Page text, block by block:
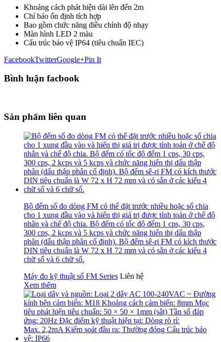
Khoảng cách phát hiện dài lên đến 2m
Chỉ báo ổn định tích hợp
Bao gồm chức năng điều chỉnh độ nhạy
Màn hình LED 2 màu
Cấu trúc bảo vệ IP64 (tiêu chuẩn IEC)
FacebookTwitterGoogle+Pin It
Bình luận facbook
Sản phẩm liên quan
Bộ đếm số đo dòng FM có thể đặt trước nhiều hoặc số chia
cho 1 xung đầu vào và hiển thị giá trị được tính toán ở chế độ
nhân và chế độ chia. Bộ đếm có tốc độ đếm 1 cps, 30 cps,
300 cps, 2 kcps và 5 kcps và chức năng hiển thị dấu thập
phân (dấu thập phân cố định). Bộ đếm sê-ri FM có kích thước
DIN tiêu chuẩn là W 72 x H 72 mm và có sẵn ở các kiểu 4
chữ số và 6 chữ số.
Máy đo kỹ thuật số FM Series Liên hệ
Xem thêm